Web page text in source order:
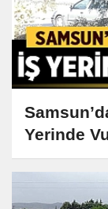
Yerinde